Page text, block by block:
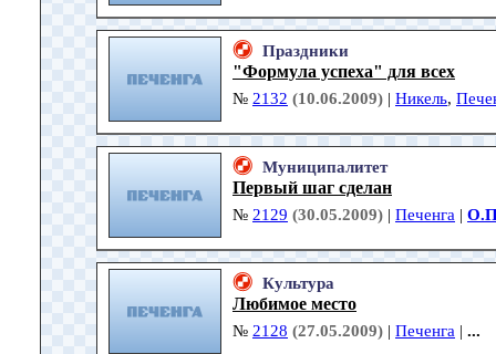
Праздники
"Формула успеха" для всех
№ 2132 (10.06.2009) | Никель,
Муниципалитет
Первый шаг сделан
№ 2129 (30.05.2009) | Печенга |
Культура
Любимое место
№ 2128 (27.05.2009) | Печенга | ...